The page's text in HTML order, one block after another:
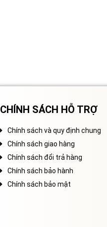
CHÍNH SÁCH HỖ TRỢ
Chính sách và quy định chung
Chính sách giao hàng
Chính sách đổi trả hàng
Chính sách bảo hành
Chính sách bảo mật